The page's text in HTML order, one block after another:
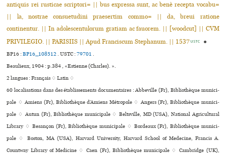
antiquis rei rusticae scriptori= || bus expressa sunt, ac benè recepta vocabu=
|| la, nostrae consuetudini praesertim commo= || da, breui ratione
continentur. || In adolescentulorum gratiam ac fauorem. || [woodcut] || CVM
PRIVILEGIO. || PARISIIS || Apud Franciscum Stephanum. || 1537 USTC ●
BP16 :BP16_108512.USTC :79701.
Beaulieux, 1904 : p.384 , «Estienne (Charles). ».
2 langues :Français ♢Latin ♢
60 localisations dans des établissements documentaires : Abbeville (Fr), Bibliothèque muni­ci­
pale ♢ Amiens (Fr), Bibliothèque d’Amiens Métropole ♢ Angers (Fr), Bibliothèque muni­ci­
pale ♢ Autun (Fr), Bibliothèque muni­ci­pale ♢ Beltsville, MD (USA), National Agricultural
Library ♢ Besançon (Fr), Bibliothèque muni­ci­pale ♢ Bordeaux (Fr), Bibliothèque muni­ci­
pale ♢ Boston, MA (USA), Harvard University, Harvard School of Medecine, Francis A.
Countway Library of Medicine ♢ Caen (Fr), Bibliothèque muni­ci­pale ♢ Cambridge (UK),